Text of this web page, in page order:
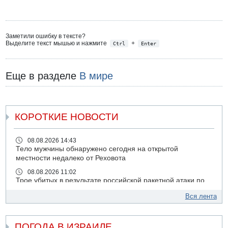
Заметили ошибку в тексте?
Выделите текст мышью и нажмите
Ctrl + Enter
Еще в разделе В мире
КОРОТКИЕ НОВОСТИ
08.08.2026 14:43
Тело мужчины обнаружено сегодня на открытой
местности недалеко от Реховота
08.08.2026 11:02
Трое убитых в результате российской ракетной атаки по
07.08.2026 20:43
07.08.2026 20:41
Вся лента